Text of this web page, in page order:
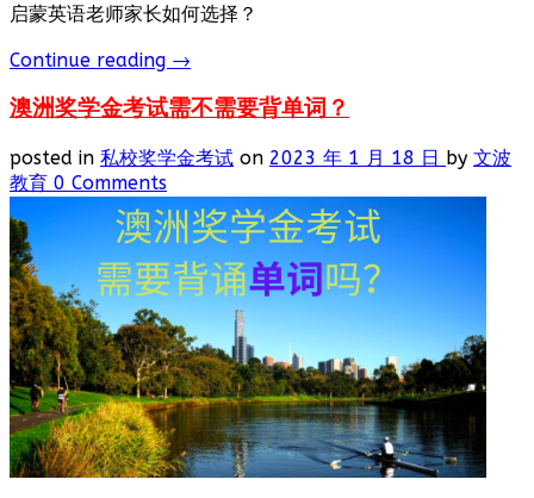
启蒙英语老师家长如何选择？
Continue reading →
澳洲奖学金考试需不需要背单词？
posted in 私校奖学金考试 on 2023 年 1 月 18 日 by 文波
教育 0 Comments